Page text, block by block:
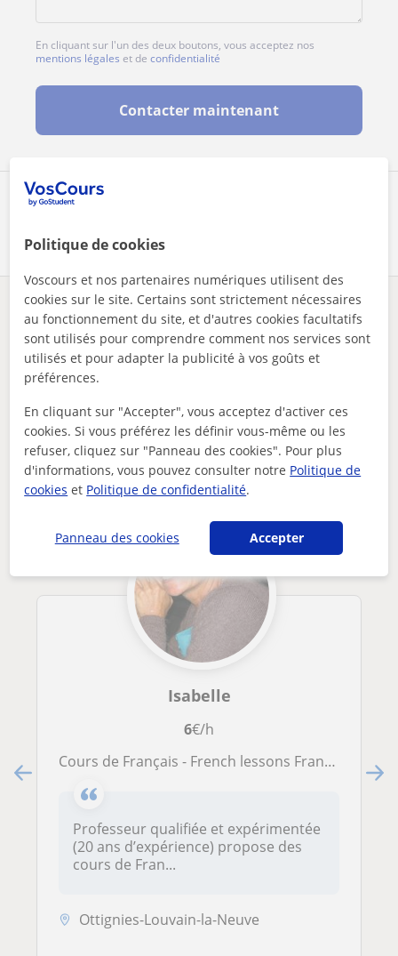
Partagez ce professeur
En cliquant sur l'un des deux boutons, vous acceptez nos
mentions légales et de confidentialité
Contacter maintenant
Des problèmes avec ce profil ?Signalez-le
Vos cours particuliers Français
Ottignies-Louvain-la-Neuve
cours particulier de la 1ère primaire à la 6ème primaire
Autres profs de Français à Ottignies-
Louvain-la-Neuve susceptibles de vous
intéresser
Isabelle
6€/h
Cours de Français - French lessons Franse lessen
Professeur qualifiée et expérimentée
(20 ans d’expérience) propose des
cours de Fran...
Ottignies-Louvain-la-Neuve
Politique de cookies
Voscours et nos partenaires numériques utilisent des
cookies sur le site. Certains sont strictement nécessaires
au fonctionnement du site, et d'autres cookies facultatifs
sont utilisés pour comprendre comment nos services sont
utilisés et pour adapter la publicité à vos goûts et
préférences.
En cliquant sur "Accepter", vous acceptez d'activer ces
cookies. Si vous préférez les définir vous-même ou les
refuser, cliquez sur "Panneau des cookies". Pour plus
d'informations, vous pouvez consulter notre Politique de
cookies et Politique de confidentialité.
Panneau des cookies Accepter